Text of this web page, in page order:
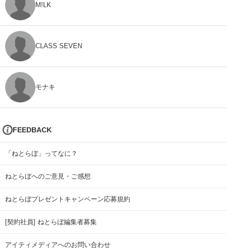
M!LK
CLASS SEVEN
モナキ
FEEDBACK
「ねとらぼ」ってなに？
ねとらぼへのご意見・ご感想
ねとらぼプレゼントキャンペーン応募規約
[契約社員] ねとらぼ編集者募集
アイティメディアへのお問い合わせ